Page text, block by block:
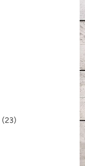
(23)